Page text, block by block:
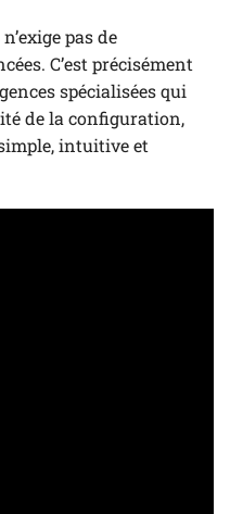
pas de
C’est précisément
spécialisées qui
de la configuration,
intuitive et